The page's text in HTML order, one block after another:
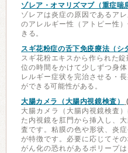
ゾレア・オマリズマブ（重症喘
ゾレアは炎症の原因であるア
のアレルギー性（アトピー性
きる。
スギ花粉症の舌下免疫療法（シ
スギ花粉エキスから作られた
位の時間をかけて少しずつ身
レルギー症状を完治させる・
ができる可能性がある。
大腸カメラ（大腸内視鏡検査）
大腸カメラ（大腸内視鏡検査
た内視鏡を肛門から挿入し、
査です。粘膜の色や形状、炎
が特徴です。必要に応じてそ
がん化の恐れがあるポリープ